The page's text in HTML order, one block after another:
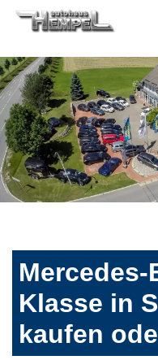
Mercedes-
Klasse in
kaufen